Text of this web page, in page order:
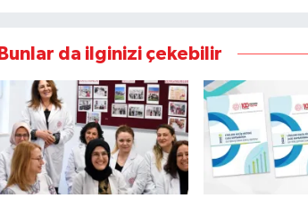
Bunlar da ilginizi çekebilir